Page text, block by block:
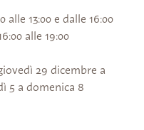
13:00 e dalle 16:00
alle 19:00
29 dicembre a
5 a domenica 8